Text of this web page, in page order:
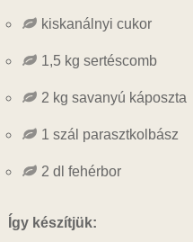
kiskanálnyi cukor
1,5 kg sertéscomb
2 kg savanyú káposzta
1 szál parasztkolbász
2 dl fehérbor
Így készítjük: